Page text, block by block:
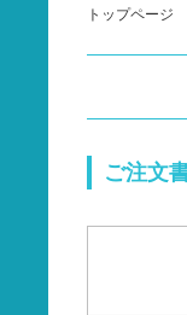
ドライ
スウェ
トップページ
ご注文